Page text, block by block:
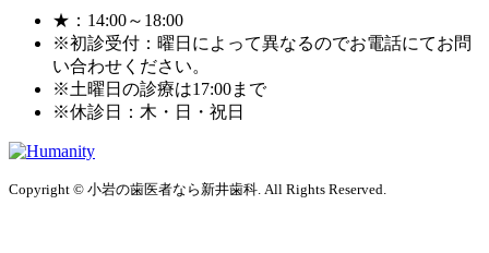
★：14:00～18:00
※初診受付：曜日によって異なるのでお電話にてお問
い合わせください。
※土曜日の診療は17:00まで
※休診日：木・日・祝日
Copyright © 小岩の歯医者なら新井歯科. All Rights Reserved.